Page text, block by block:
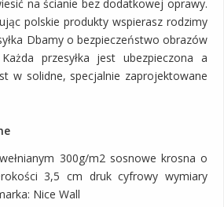
na ścianie bez dodatkowej oprawy.
polskie produkty wspierasz rodzimy
Dbamy o bezpieczeństwo obrazów
przesyłka jest ubezpieczona a
w solidne, specjalnie zaprojektowane
300g/m2 sosnowe krosna o
3,5 cm druk cyfrowy wymiary
Nice Wall